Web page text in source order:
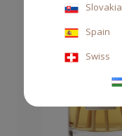
Slovakia
Spain
Swiss